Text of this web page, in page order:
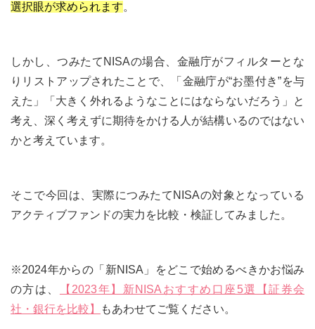
選択眼が求められます。
しかし、つみたてNISAの場合、金融庁がフィルターとな
りリストアップされたことで、「金融庁が“お墨付き”を与
えた」「大きく外れるようなことにはならないだろう」と
考え、深く考えずに期待をかける人が結構いるのではない
かと考えています。
そこで今回は、実際につみたてNISAの対象となっている
アクティブファンドの実力を比較・検証してみました。
※2024年からの「新NISA」をどこで始めるべきかお悩み
の方は、
【2023年】新NISAおすすめ口座5選【証券会
社・銀行を比較】
もあわせてご覧ください。